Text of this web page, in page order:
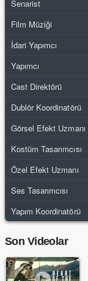
Senarist
Film Müziği
İdari Yapımcı
Yapımcı
Cast Direktörü
Dublör Koordinatörü
Görsel Efekt Uzmanı
Kostüm Tasarımcısı
Özel Efekt Uzmanı
Ses Tasarımcısı
Yapım Koordinatörü
Son Videolar